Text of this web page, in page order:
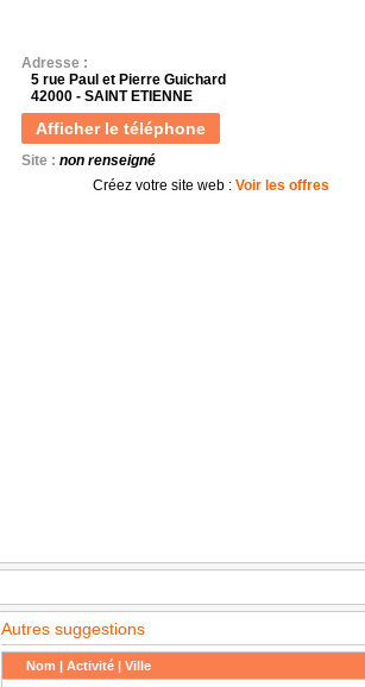
Adresse :
5 rue Paul et Pierre Guichard
42000 - SAINT ETIENNE
Afficher le téléphone
Site : non renseigné
Créez votre site web : Voir les offres
Autres suggestions
Nom | Activité | Ville